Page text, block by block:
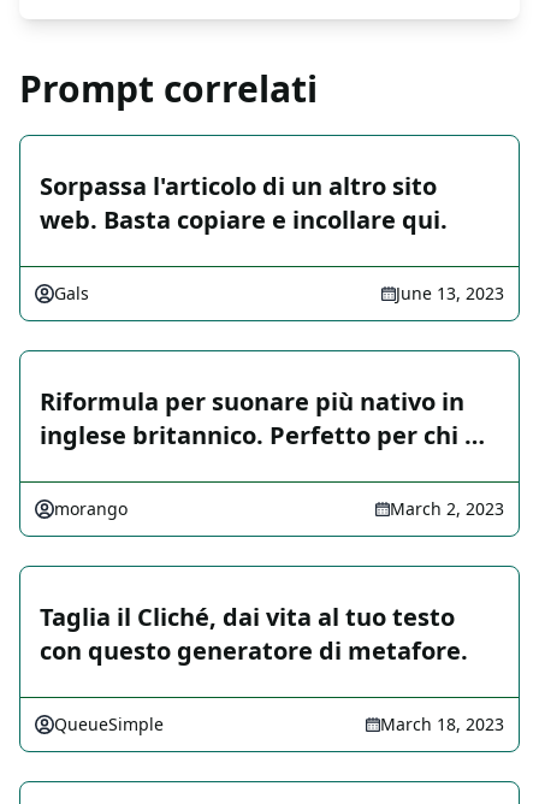
Prompt correlati
Sorpassa l'articolo di un altro sito
web. Basta copiare e incollare qui.
Gals June 13, 2023
Riformula per suonare più nativo in
inglese britannico. Perfetto per chi …
morango March 2, 2023
Taglia il Cliché, dai vita al tuo testo
con questo generatore di metafore.
QueueSimple March 18, 2023